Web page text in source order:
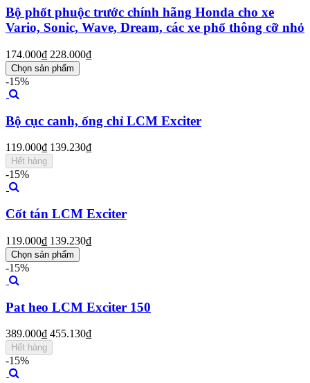
Bộ phốt phuộc trước chính hãng Honda cho xe
Vario, Sonic, Wave, Dream, các xe phổ thông cỡ nhỏ
174.000₫ 228.000₫
Chọn sản phẩm
-15%
Bộ cục canh, ống chỉ LCM Exciter
119.000₫ 139.230₫
Hết hàng
-15%
Cốt tán LCM Exciter
119.000₫ 139.230₫
Chọn sản phẩm
-15%
Pat heo LCM Exciter 150
389.000₫ 455.130₫
Hết hàng
-15%